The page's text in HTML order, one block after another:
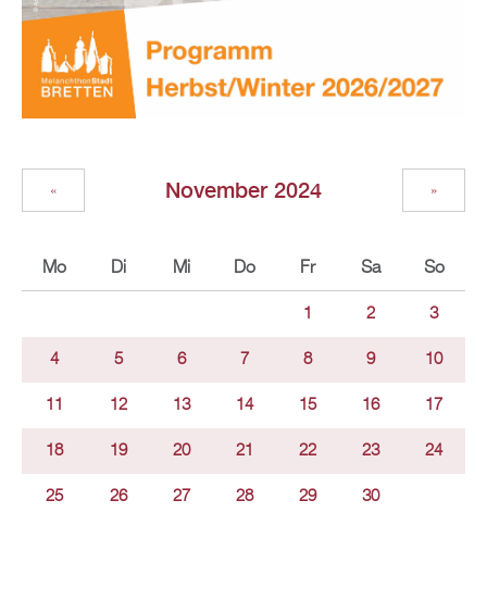
November 2024
« »
Mo Di Mi Do Fr Sa So
1 2 3
4 5 6 7 8 9 10
11 12 13 14 15 16 17
18 19 20 21 22 23 24
25 26 27 28 29 30